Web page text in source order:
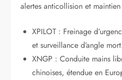
alertes anticollision et
XPILOT : Freinage
et surveillance d’angle
XNGP : Conduite mains
chinoises, étendue en